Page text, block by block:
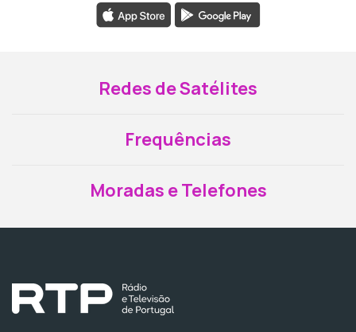
Redes de Satélites
Frequências
Moradas e Telefones